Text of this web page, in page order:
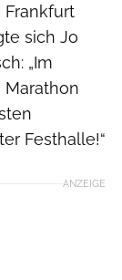
Frankfurt
sich Jo
„Im
Marathon
Festhalle!“
ANZEIGE